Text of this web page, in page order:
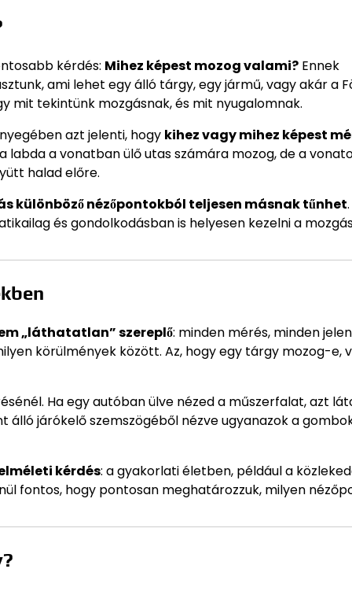
kérdés: Mihez képest mozog valami? Ennek
ami lehet egy álló tárgy, egy jármű, vagy akár a
mit tekintünk mozgásnak, és mit nyugalomnak.
azt jelenti, hogy kihez vagy mihez képest
labda a vonatban ülő utas számára mozog, de a
halad előre.
különböző nézőpontokból teljesen másnak tűnhet
és gondolkodásban is helyesen kezelni a
„láthatatlan” szereplő: minden mérés, minden
körülmények között. Az, hogy egy tárgy mozog-e,
Ha egy autóban ülve nézed a műszerfalat, azt
járókelő szemszögéből nézve ugyanazok a
kérdés: a gyakorlati életben, például a
fontos, hogy pontosan meghatározzuk, milyen